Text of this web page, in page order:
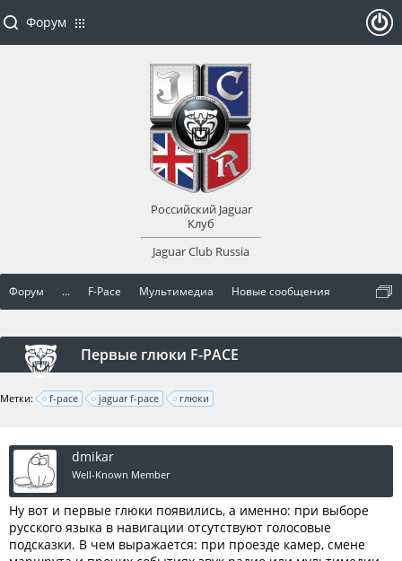
Форум ... F-Pace Мультимедиа Новые сообщения
Первые глюки F-PACE
Метки: f-pace jaguar f-pace глюки
dmikar
Well-Known Member
Ну вот и первые глюки появились, а именно: при выборе
русского языка в навигации отсутствуют голосовые
подсказки. В чем выражается: при проезде камер, смене
Форум
Российский Jaguar
Клуб
Jaguar Club Russia
оват